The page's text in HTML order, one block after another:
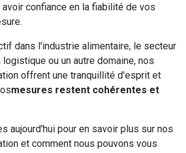
confiance en la fiabilité de vos
dans l'industrie alimentaire, le secteur
logistique ou un autre domaine, nos
offrent une tranquillité d'esprit et
mesures restent cohérentes et
aujourd'hui pour en savoir plus sur nos
et comment nous pouvons vous